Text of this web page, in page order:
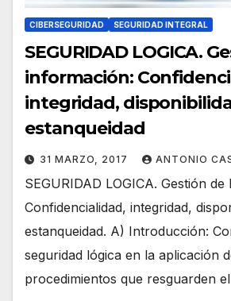
CIBERSEGURIDAD SEGURIDAD INTEGRAL
SEGURIDAD LOGICA. Gestión de la
información:
integridad,
estanqueidad
31 MARZO, 2017 ANTONIO
SEGURIDAD LOGICA. Gestión
Confidencialidad, integridad,
estanqueidad. A) Introducción:
seguridad lógica en la aplicación
procedimientos que resguarden